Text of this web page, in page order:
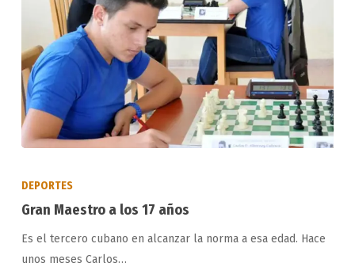
los
17
años
DEPORTES
Gran Maestro a los 17 años
Es el tercero cubano en alcanzar la norma a esa edad. Hace
unos meses Carlos…